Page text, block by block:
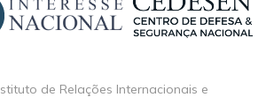
de Relações Internacionais e